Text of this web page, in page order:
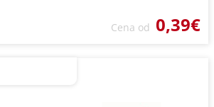
Cena od 0,39€